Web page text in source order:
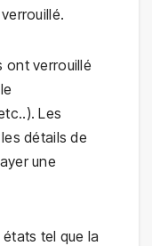
ont verrouillé
Les
détails de
une
tel que la